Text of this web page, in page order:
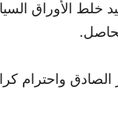
خلط الأوراق
واحترام